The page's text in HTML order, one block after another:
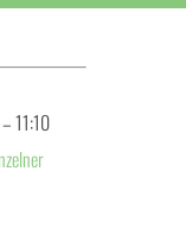
–11:10